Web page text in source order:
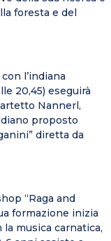
foresta e del
l’indiana
20,45) eseguirà
Nannerl,
proposto
diretta da
“Raga and
formazione inizia
musica carnatica,